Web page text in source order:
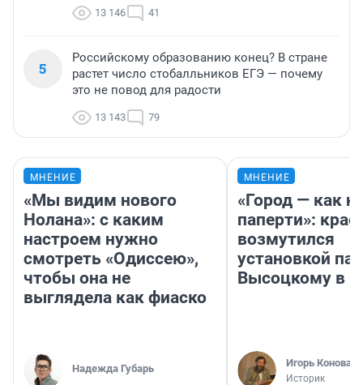
13 146 41
5
Российскому образованию конец? В стране
растет число стобалльников ЕГЭ — почему
это не повод для радости
13 143 79
МНЕНИЕ
«Мы видим нового
Нолана»: с каким
настроем нужно
смотреть «Одиссею»,
чтобы она не
выглядела как фиаско
Надежда Губарь
МНЕНИЕ
«Город — как
паперти»:
возмутился
установкой
Высоцкому в
Игорь
Историк